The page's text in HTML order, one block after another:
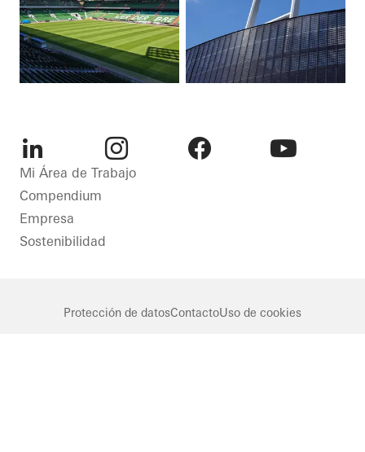
LinkedIn Instagram
Mi Área de Trabajo
Compendium
Empresa
Sostenibilidad
Protección de datosContactoUso de cookies